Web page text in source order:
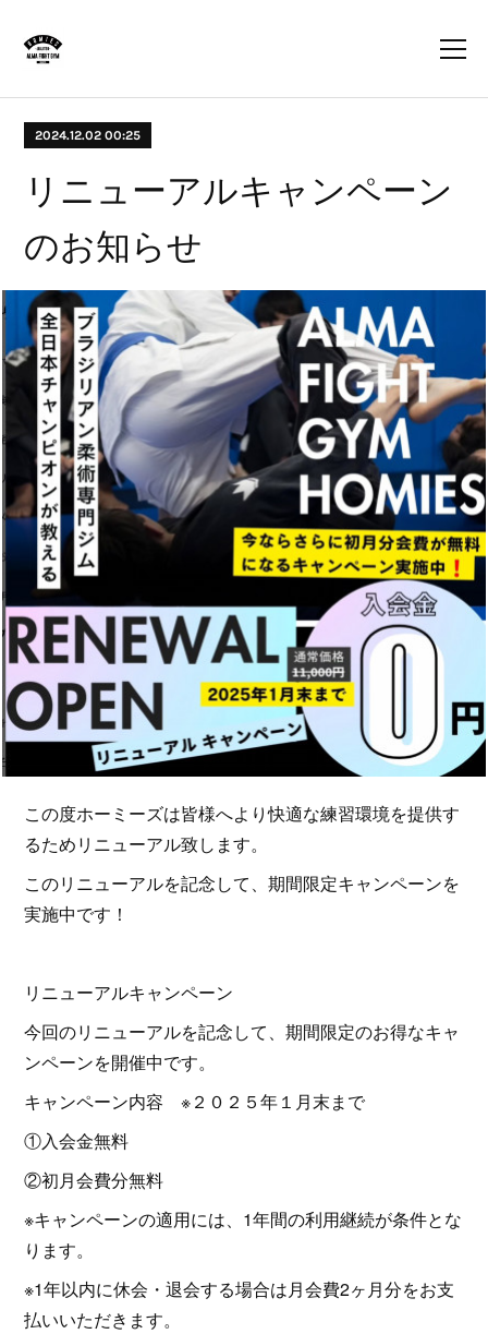
2024.12.02 00:25
リニューアルキャンペーン
のお知らせ
この度ホーミーズは皆様へより快適な練習環境を提供す
るためリニューアル致します。
このリニューアルを記念して、期間限定キャンペーンを
実施中です！
リニューアルキャンペーン
今回のリニューアルを記念して、期間限定のお得なキャ
ンペーンを開催中です。
キャンペーン内容 ※２０２５年１月末まで
①入会金無料
②初月会費分無料
※キャンペーンの適用には、1年間の利用継続が条件とな
ります。
※1年以内に休会・退会する場合は月会費2ヶ月分をお支
払いいただきます。